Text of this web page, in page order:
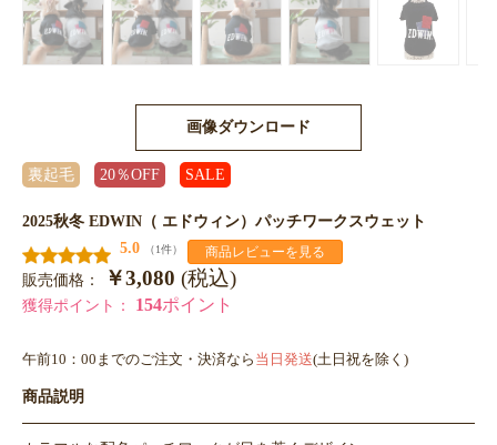
画像ダウンロード
裏起毛 20％OFF SALE
2025秋冬 EDWIN（ エドウィン）パッチワークスウェット
5.0
（1件） 商品レビューを見る
販売価格： ￥3,080 (税込)
獲得ポイント： 154ポイント
午前10：00までのご注文・決済なら 当日発送(土日祝を除く)
商品説明